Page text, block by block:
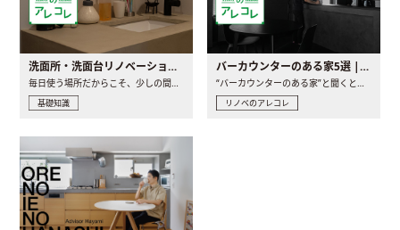
洗面所・洗面台リノベーションの事例と間取りアイデア
基礎知識
バーカウンターのある家5選 | 日常に馴染む“距離の近い”キッチンとは
リノベのアレコレ